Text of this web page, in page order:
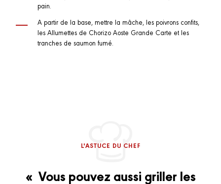
pain.
A partir de la base, mettre la mâche, les poivrons confits,
les Allumettes de Chorizo Aoste Grande Carte et les
tranches de saumon fumé.
L'ASTUCE DU CHEF
« Vous pouvez aussi griller les